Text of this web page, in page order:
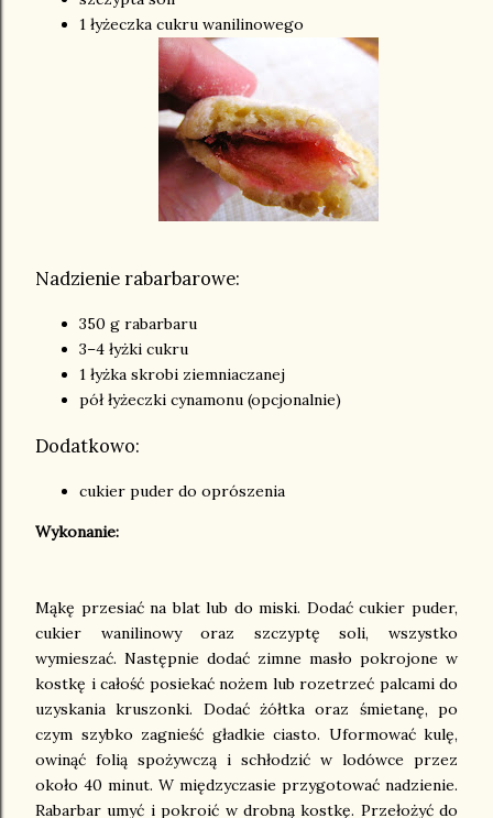
1 łyżeczka cukru wanilinowego
Nadzienie rabarbarowe:
350 g rabarbaru
3–4 łyżki cukru
1 łyżka skrobi ziemniaczanej
pół łyżeczki cynamonu (opcjonalnie)
Dodatkowo:
cukier puder do oprószenia
Wykonanie:
Mąkę przesiać na blat lub do miski. Dodać cukier puder,
cukier wanilinowy oraz szczyptę soli, wszystko
wymieszać. Następnie dodać zimne masło pokrojone w
kostkę i całość posiekać nożem lub rozetrzeć palcami do
uzyskania kruszonki. Dodać żółtka oraz śmietanę, po
czym szybko zagnieść gładkie ciasto. Uformować kulę,
owinąć folią spożywczą i schłodzić w lodówce przez
około 40 minut. W międzyczasie przygotować nadzienie.
Rabarbar umyć i pokroić w drobną kostkę. Przełożyć do